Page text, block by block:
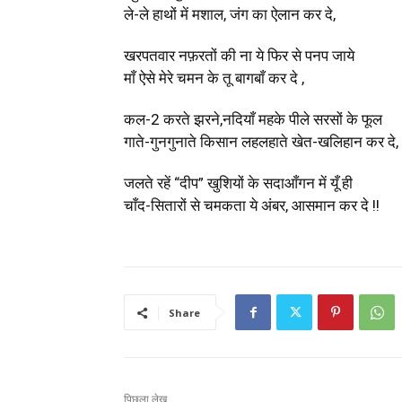
ले-ले हाथों में मशाल, जंग का ऐलान कर दे,
खरपतवार नफ़रतों की ना ये फिर से पनप जाये
माँ ऐसे मेरे चमन के तू बागबाँ कर दे ,
कल-2 करते झरने,नदियाँ महके पीले सरसों के फूल
गाते-गुनगुनाते किसान लहलहाते खेत-खलिहान कर दे,
जलते रहें “दीप” खुशियों के सदाआँगन में यूँ ही
चाँद-सितारों से चमकता ये अंबर, आसमान कर दे !!
Share
पिछला लेख